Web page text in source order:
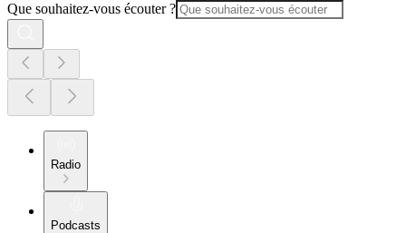
Que souhaitez-vous écouter ?
Radio
Podcasts